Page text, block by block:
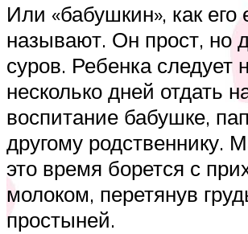
Или «бабушкин», как
называют. Он прост, но
суров. Ребенка следует
несколько дней отдать
воспитание бабушке,
другому родственнику.
это время борется с
молоком, перетянув
простыней.